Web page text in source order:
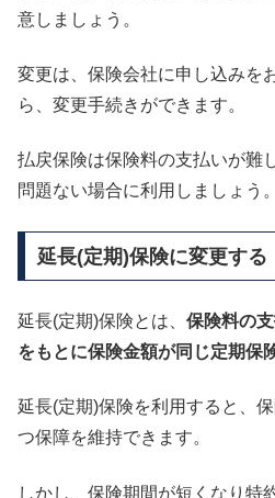
意しましょう。
変更は、保険会社に申し込みを
ら、変更手続きができます。
払戻保険は保険料の支払いが難
問題ない場合に利用しましょう。
延長(定期)保険に変更する
延長(定期)保険とは、 保険料の
をもとに保険金額が同じ定期保
延長(定期)保険を利用すると、
つ保障を維持できます。
しかし、保険期間が短くなり特